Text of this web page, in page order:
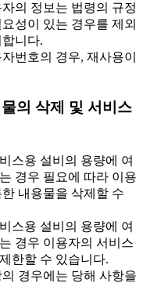
의 정보는 법령의 규정
성이 있는 경우를 제외
니다.
번호의 경우, 재사용이
의 삭제 및 서비스
스용 설비의 용량에 여
경우 필요에 따라 이용
내용물을 삭제할 수
스용 설비의 용량에 여
경우 이용자의 서비스
한할 수 있습니다.
경우에는 당해 사항을